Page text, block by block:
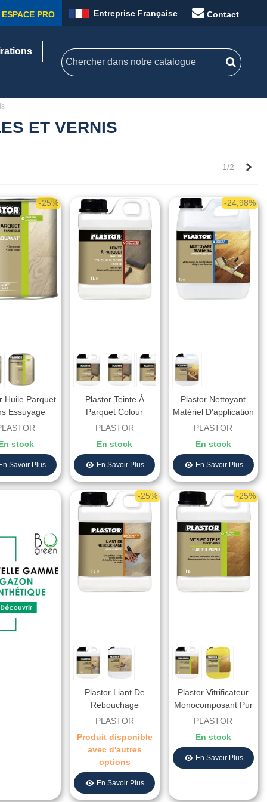
PRO Entreprise Française Contact
ET VERNIS
1/2
-25%
Huile Parquet
Essuyage
Finition
stock
Savoir Plus
Plastor Teinte À
Parquet Colour
Floors
PLASTOR
En stock
En Savoir Plus
-24,98%
Plastor Nettoyant
Matériel D'application
PLASTOR
En stock
En Savoir Plus
-25%
Plastor Liant De
Rebouchage
PLASTOR
Produit disponible
avec d'autres
options
En Savoir Plus
-25%
Plastor Vitrificateur
Monocomposant Pur
- T3 - Mono Extra-
PLASTOR
En stock
En Savoir Plus